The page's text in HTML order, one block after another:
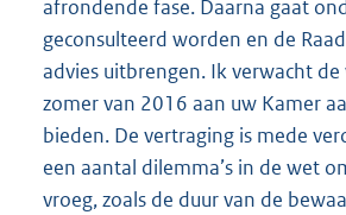
afrondende fase. Daarna gaat
geconsulteerd worden en de
advies uitbrengen. Ik verwacht
zomer van 2016 aan uw Kamer
bieden. De vertraging is mede
een aantal dilemma’s in de wet
vroeg, zoals de duur van de